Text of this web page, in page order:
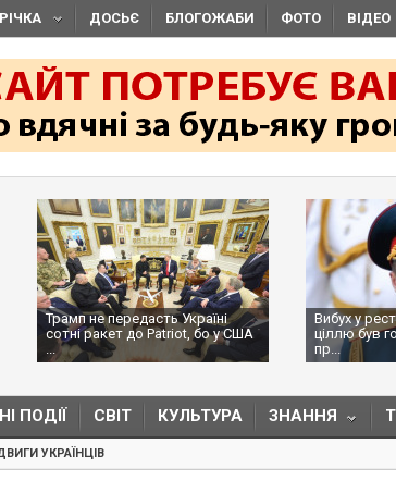
ДОСЬЄ БЛОГОЖАБИ ФОТО ВІДЕО
Трамп не передасть Україні
сотні ракет до Patriot, бо у США
...
Вибух у
ціллю був
пр...
ПОДІЇ СВІТ КУЛЬТУРА ЗНАННЯ
УКРАЇНЦІВ